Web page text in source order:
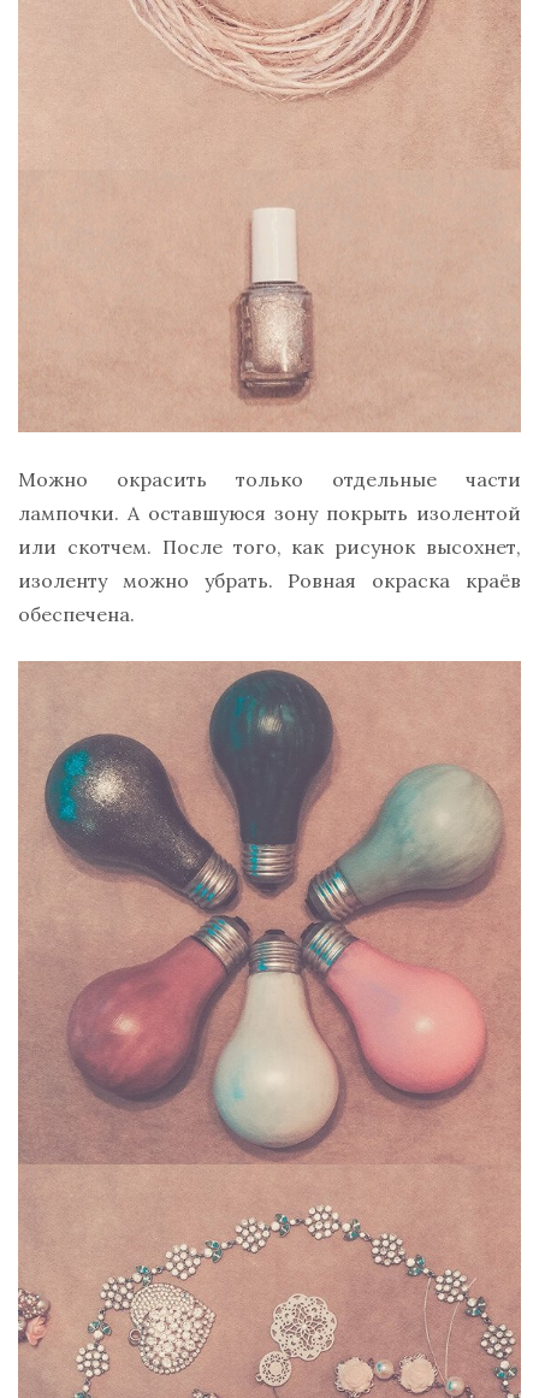
Можно окрасить только отдельные части
лампочки. А оставшуюся зону покрыть изолентой
или скотчем. После того, как рисунок высохнет,
изоленту можно убрать. Ровная окраска краёв
обеспечена.